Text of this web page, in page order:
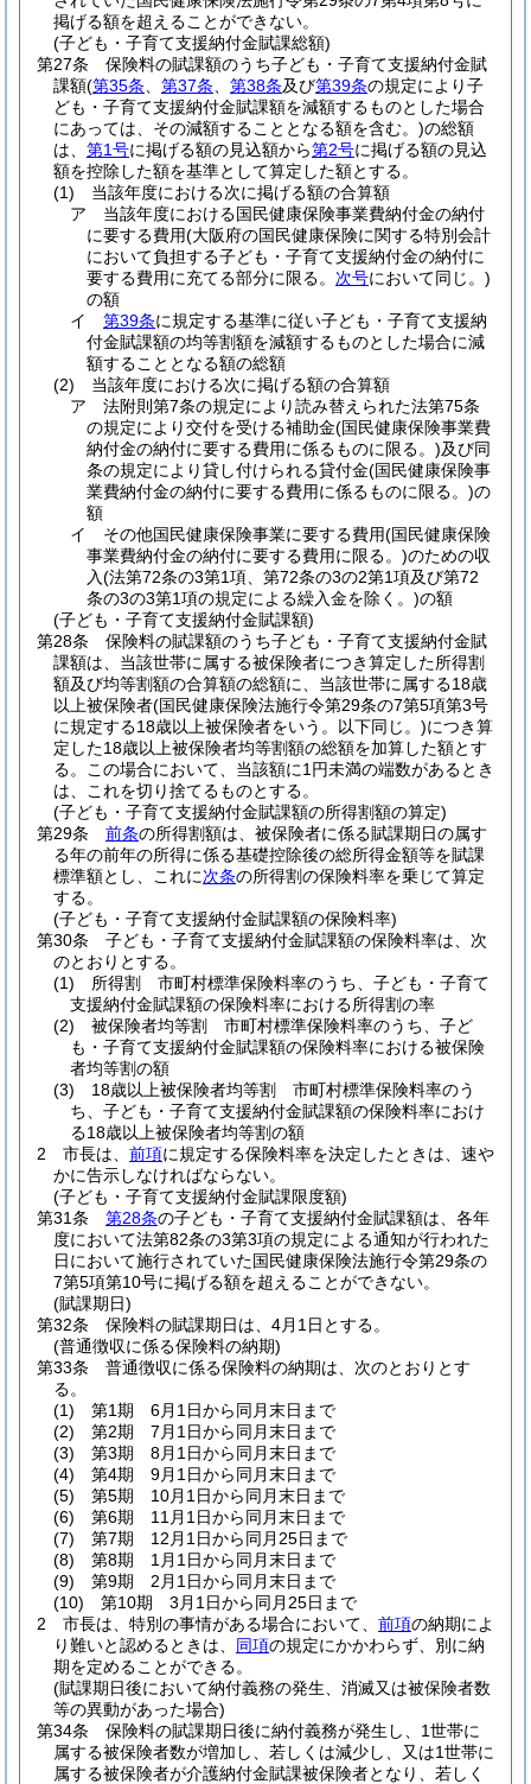
掲げる額を超えることができない。
(子ども・子育て支援納付金賦課総額)
第27条
保険料の賦課額のうち子ども・子育て支援納付金賦
課額(第35条 第37条 第38条及び第39条の規定により子
ども・子育て支援納付金賦課額を減額するものとした場合
にあっては、その減額することとなる額を含む。)の総額
は、 第1号に掲げる額の見込額から第2号に掲げる額の見込
額を控除した額を基準として算定した額とする。
(1)
当該年度における次に掲げる額の合算額
ア
当該年度における国民健康保険事業費納付金の納付
に要する費用(大阪府の国民健康保険に関する特別会計
において負担する子ども・子育て支援納付金の納付に
要する費用に充てる部分に限る。 次号において同じ。)
の額
イ
第39条に規定する基準に従い子ども・子育て支援納
付金賦課額の均等割額を減額するものとした場合に減
額することとなる額の総額
(2)
当該年度における次に掲げる額の合算額
ア
法附則第7条の規定により読み替えられた法第75条
の規定により交付を受ける補助金(国民健康保険事業費
納付金の納付に要する費用に係るものに限る。)及び同
条の規定により貸し付けられる貸付金(国民健康保険事
業費納付金の納付に要する費用に係るものに限る。)の
額
イ
その他国民健康保険事業に要する費用(国民健康保険
事業費納付金の納付に要する費用に限る。)のための収
入(法第72条の3第1項、第72条の3の2第1項及び第72
条の3の3第1項の規定による繰入金を除く。)の額
(子ども・子育て支援納付金賦課額)
第28条
保険料の賦課額のうち子ども・子育て支援納付金賦
課額は、当該世帯に属する被保険者につき算定した所得割
額及び均等割額の合算額の総額に、当該世帯に属する18歳
以上被保険者(国民健康保険法施行令第29条の7第5項第3号
に規定する18歳以上被保険者をいう。以下同じ。)につき算
定した18歳以上被保険者均等割額の総額を加算した額とす
る。
この場合において、当該額に1円未満の端数があるとき
は、これを切り捨てるものとする。
(子ども・子育て支援納付金賦課額の所得割額の算定)
第29条
前条の所得割額は、被保険者に係る賦課期日の属す
る年の前年の所得に係る基礎控除後の総所得金額等を賦課
標準額とし、これに次条の所得割の保険料率を乗じて算定
する。
(子ども・子育て支援納付金賦課額の保険料率)
第30条
子ども・子育て支援納付金賦課額の保険料率は、次
のとおりとする。
(1)
所得割 市町村標準保険料率のうち、子ども・子育て
支援納付金賦課額の保険料率における所得割の率
(2)
被保険者均等割 市町村標準保険料率のうち、子ど
も・子育て支援納付金賦課額の保険料率における被保険
者均等割の額
(3)
18歳以上被保険者均等割 市町村標準保険料率のう
ち、子ども・子育て支援納付金賦課額の保険料率におけ
る18歳以上被保険者均等割の額
2
市長は、 前項に規定する保険料率を決定したときは、速や
かに告示しなければならない。
(子ども・子育て支援納付金賦課限度額)
第31条
第28条の子ども・子育て支援納付金賦課額は、各年
度において法第82条の3第3項の規定による通知が行われた
日において施行されていた国民健康保険法施行令第29条の
7第5項第10号に掲げる額を超えることができない。
(賦課期日)
第32条
保険料の賦課期日は、4月1日とする。
(普通徴収に係る保険料の納期)
第33条
普通徴収に係る保険料の納期は、次のとおりとす
る。
(1)
第1期 6月1日から同月末日まで
(2)
第2期 7月1日から同月末日まで
(3)
第3期 8月1日から同月末日まで
(4)
第4期 9月1日から同月末日まで
(5)
第5期 10月1日から同月末日まで
(6)
第6期 11月1日から同月末日まで
(7)
第7期 12月1日から同月25日まで
(8)
第8期 1月1日から同月末日まで
(9)
第9期 2月1日から同月末日まで
(10)
第10期 3月1日から同月25日まで
2
市長は、特別の事情がある場合において、 前項の納期によ
り難いと認めるときは、 同項の規定にかかわらず、別に納
期を定めることができる。
(賦課期日後において納付義務の発生、消滅又は被保険者数
等の異動があった場合)
第34条
保険料の賦課期日後に納付義務が発生し、1世帯に
属する被保険者数が増加し、若しくは減少し、又は1世帯に
属する被保険者が介護納付金賦課被保険者となり、若しく